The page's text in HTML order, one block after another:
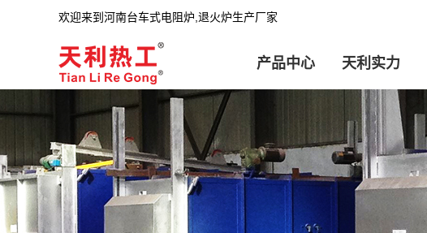
欢迎来到河南台车式电阻炉,退火炉生产厂家
产品中心 天利实力